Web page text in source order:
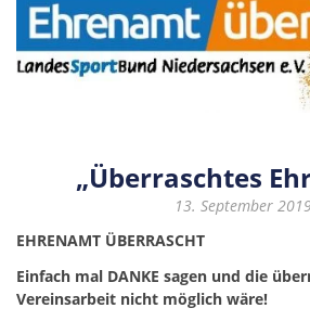
„Überraschtes
13. September
EHRENAMT ÜBERRASCHT
Einfach mal DANKE sagen und die
Vereinsarbeit nicht möglich wäre!